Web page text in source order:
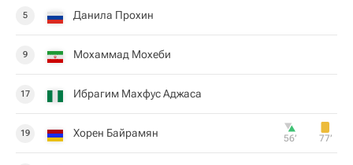
5 Данила Прохин
9 Мохаммад Мохеби
17 Ибрагим Махфус Аджаса
19 Хорен Байрамян 56‎’‎ 77‎’‎